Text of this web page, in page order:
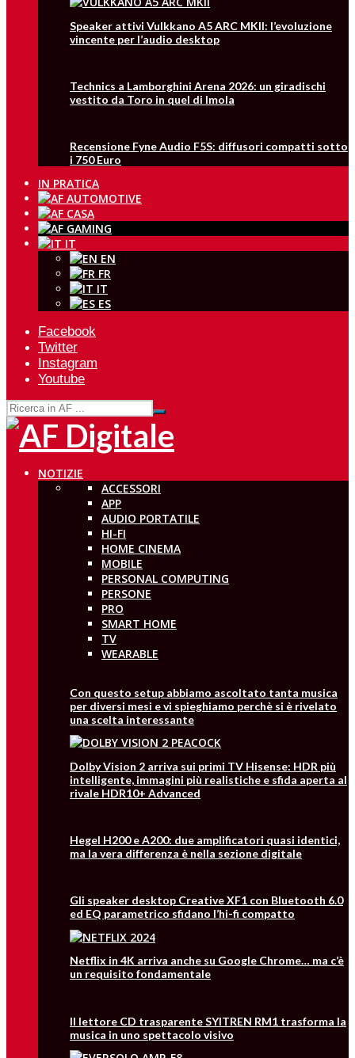
Speaker attivi Vulkkano A5 ARC MKII: l’evoluzione
vincente per l’audio desktop
Technics a Lamborghini Arena 2026: un giradischi
vestito da Toro in quel di Imola
Recensione Fyne Audio F5S: diffusori compatti sotto
i 750 Euro
IN PRATICA
IT
EN
FR
IT
ES
Facebook
Twitter
Instagram
Youtube
NOTIZIE
ACCESSORI
APP
AUDIO PORTATILE
HI-FI
HOME CINEMA
MOBILE
PERSONAL COMPUTING
PERSONE
PRO
SMART HOME
TV
WEARABLE
Con questo setup abbiamo ascoltato tanta musica
per diversi mesi e vi spieghiamo perchè si è rivelato
una scelta interessante
Dolby Vision 2 arriva sui primi TV Hisense: HDR più
intelligente, immagini più realistiche e sfida aperta al
rivale HDR10+ Advanced
Hegel H200 e A200: due amplificatori quasi identici,
ma la vera differenza è nella sezione digitale
Gli speaker desktop Creative XF1 con Bluetooth 6.0
ed EQ parametrico sfidano l’hi-fi compatto
Netflix in 4K arriva anche su Google Chrome… ma c’è
un requisito fondamentale
Il lettore CD trasparente SYITREN RM1 trasforma la
musica in uno spettacolo visivo